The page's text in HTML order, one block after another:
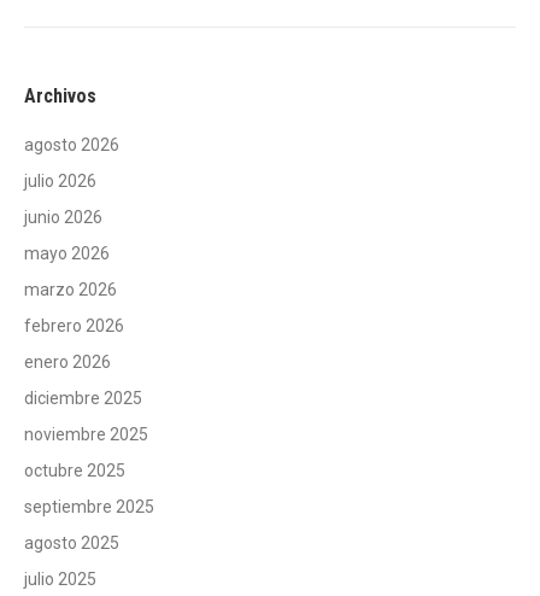
Archivos
agosto 2026
julio 2026
junio 2026
mayo 2026
marzo 2026
febrero 2026
enero 2026
diciembre 2025
noviembre 2025
octubre 2025
septiembre 2025
agosto 2025
julio 2025